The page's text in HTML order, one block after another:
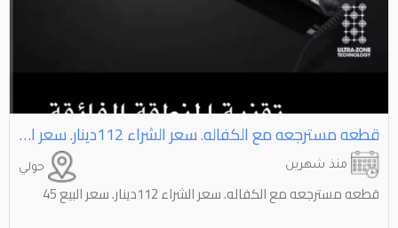
قطعه مسترجعه مع الكفاله. سعر الشراء 112دينار. سعر البيع 45
حولي منذ شهرين
قطعه مسترجعه مع الكفاله. سعر الشراء 112دينار. سعر البيع 45